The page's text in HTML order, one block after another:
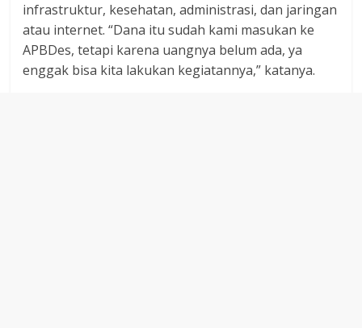
infrastruktur, kesehatan, administrasi, dan jaringan
atau internet. “Dana itu sudah kami masukan ke
APBDes, tetapi karena uangnya belum ada, ya
enggak bisa kita lakukan kegiatannya,” katanya.